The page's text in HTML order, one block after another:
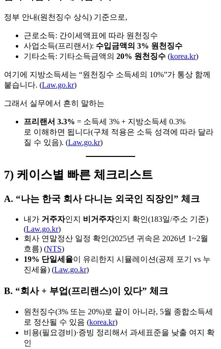
정부 안내(원천징수 상식) 기준으로,
근로소득: 간이세액표에 따라 원천징수
사업소득(프리랜서): 수입금액의 3% 원천징수
기타소득: 기타소득금액의 20% 원천징수 (korea.kr)
여기에 지방소득세는 “원천징수 소득세의 10%”가 통상 함께
붙습니다. (Law.go.kr)
그래서 실무에서 흔히 말하는
프리랜서 3.3% = 소득세 3% + 지방소득세 0.3%
로 이해하면 됩니다(구체 적용은 소득 성격에 따라 달라
질 수 있음). (Law.go.kr)
7) 케이스별 빠른 체크리스트
A. “나는 한국 회사 다니는 외국인 직장인” 체크
내가 거주자인지 비거주자인지 확인(183일/주소 기준)
(Law.go.kr)
회사 연말정산 일정 확인(2025년 귀속은 2026년 1~2월
흐름) (NTS)
19% 단일세율이 유리한지 시뮬레이션(공제 포기 vs 누
진세율) (Law.go.kr)
B. “회사 + 부업(프리랜스)이 있다” 체크
원천징수(3% 또는 20%)로 끝이 아니라, 5월 종합소득세
로 정산될 수 있음 (korea.kr)
비용(필요경비)·증빙 정리해서 과세표준을 낮출 여지 확
인